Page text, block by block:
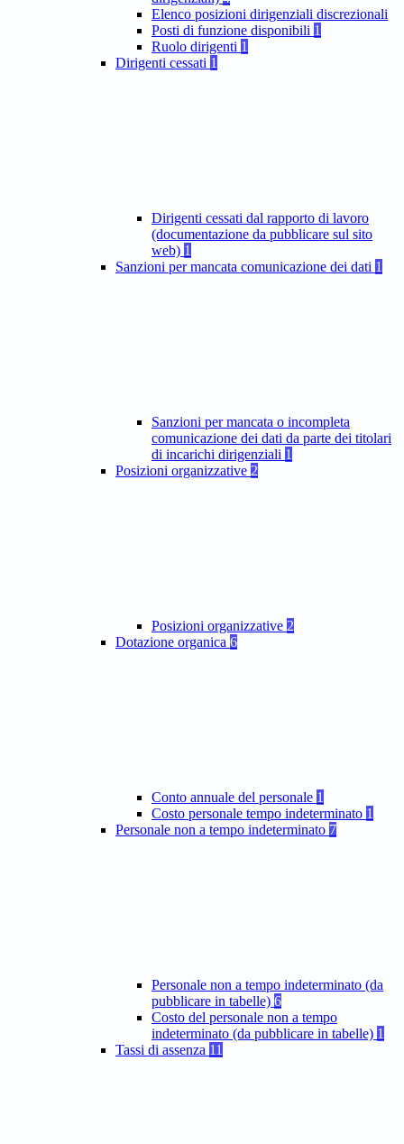
Elenco posizioni dirigenziali discrezionali
Posti di funzione disponibili 1
Ruolo dirigenti 1
Dirigenti cessati 1
Dirigenti cessati dal rapporto di lavoro
(documentazione da pubblicare sul sito
web) 1
Sanzioni per mancata comunicazione dei dati 1
Sanzioni per mancata o incompleta
comunicazione dei dati da parte dei titolari
di incarichi dirigenziali 1
Posizioni organizzative 2
Posizioni organizzative 2
Dotazione organica 6
Conto annuale del personale 1
Costo personale tempo indeterminato 1
Personale non a tempo indeterminato 7
Personale non a tempo indeterminato (da
pubblicare in tabelle) 6
Costo del personale non a tempo
indeterminato (da pubblicare in tabelle) 1
Tassi di assenza 11